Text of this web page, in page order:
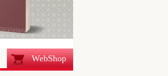
WebShop